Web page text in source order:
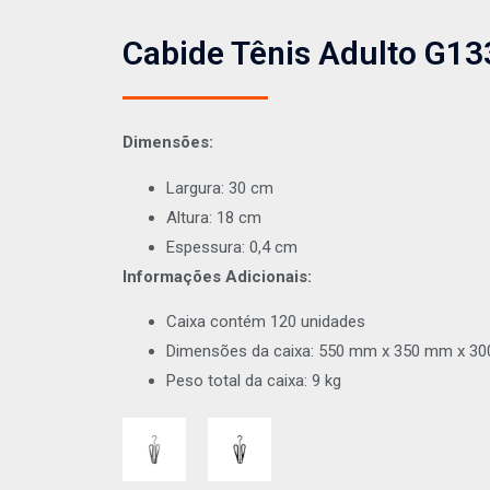
Cabide Tênis Adulto
Dimensões:
Largura: 30 cm
Altura: 18 cm
Espessura: 0,4 cm
Informações Adicionais:
Caixa contém 120 unidades
Dimensões da caixa: 550 mm x 350 mm x
Peso total da caixa: 9 kg